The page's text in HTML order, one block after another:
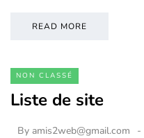
READ MORE
NON CLASSÉ
Liste de site
By amis2web@gmail.com